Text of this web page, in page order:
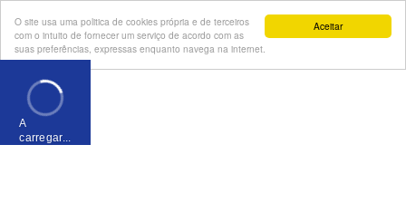
Aceitar
O site usa uma politica de cookies própria e de terceiros
com o intuito de fornecer um serviço de acordo com as
suas preferências, expressas enquanto navega na internet.
A
carregar...